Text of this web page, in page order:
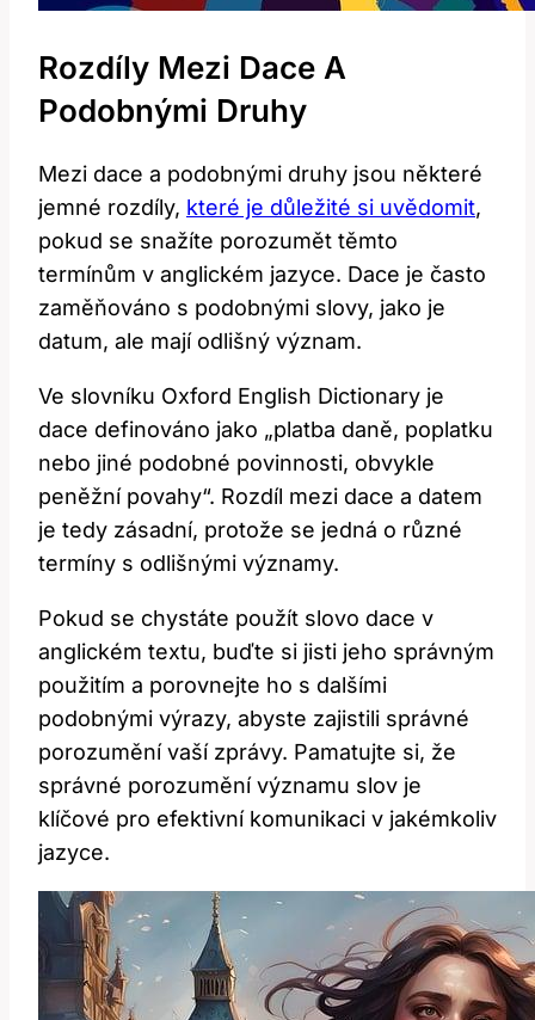
Rozdíly Mezi Dace A
Podobnými Druhy
Mezi dace a podobnými druhy jsou některé
jemné rozdíly, které je důležité si uvědomit,
pokud se snažíte porozumět těmto
termínům v anglickém jazyce. Dace je často
zaměňováno s podobnými slovy, jako je
datum, ale mají odlišný význam.
Ve slovníku Oxford English Dictionary je
dace definováno jako „platba daně, poplatku
nebo jiné podobné povinnosti, obvykle
peněžní povahy“. Rozdíl mezi dace a datem
je tedy zásadní, protože se jedná o různé
termíny s odlišnými významy.
Pokud se chystáte použít slovo dace v
anglickém textu, buďte si jisti jeho správným
použitím a porovnejte ho s dalšími
podobnými výrazy, abyste zajistili správné
porozumění vaší zprávy. Pamatujte si, že
správné porozumění významu slov je
klíčové pro efektivní komunikaci v jakémkoliv
jazyce.